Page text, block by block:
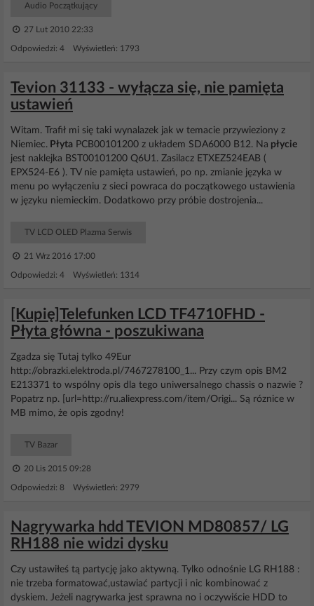
Audio Początkujący
27 Lut 2010 22:33
Odpowiedzi: 4 Wyświetleń: 1793
Tevion 31133 - wyłącza się, nie pamięta
ustawień
Witam. Trafił mi się taki wynalazek jak w temacie przywieziony z
Niemiec. Płyta PCB00101200 z układem SDA6000 B12. Na płycie
jest naklejka BST00101200 Q6U1. Zasilacz ETXEZ524EAB (
EPX524-E6 ). TV nie pamięta ustawień, po np. zmianie języka w
menu po wyłączeniu z sieci powraca do początkowego ustawienia
w języku niemieckim. Dodatkowo przy próbie dostrojenia...
TV LCD OLED Plazma Serwis
21 Wrz 2016 17:00
Odpowiedzi: 4 Wyświetleń: 1314
[Kupię]Telefunken LCD TF4710FHD -
Płyta główna - poszukiwana
Zgadza się Tutaj tylko 49Eur
http://obrazki.elektroda.pl/7467278100_1... Przy czym opis BM2
E213371 to wspólny opis dla tego uniwersalnego chassis o nazwie ?
Popatrz np. [url=http://ru.aliexpress.com/item/Origi... Są róznice w
MB mimo, że opis zgodny!
TV Bazar
20 Lis 2015 09:28
Odpowiedzi: 8 Wyświetleń: 2979
Nagrywarka hdd TEVION MD80857/ LG
RH188 nie widzi dysku
Czy ustawiłeś tą partycję jako aktywną. Tylko odnośnie LG RH188 :
nie trzeba formatować,ustawiać partycji i nic kombinować z
dyskiem. Jeżeli nagrywarka jest sprawna no i oczywiście HDD to